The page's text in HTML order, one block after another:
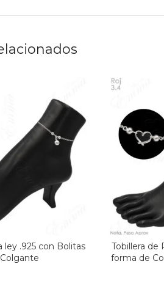
ley .925 con Bolitas
Colgante
Tobillera de
forma de